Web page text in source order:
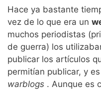
Hace ya bastante
vez de lo que era un
muchos periodistas
de guerra) los
publicar los artículos
permitían publicar, y
warblogs . Aunque es